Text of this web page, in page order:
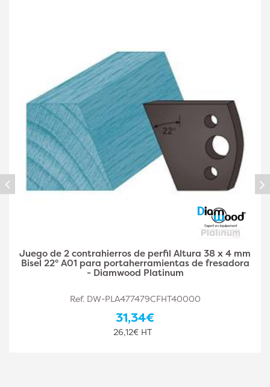
Juego de 2 contrahierros de perfil A03 de 38 x 4
mm de altura y doble filete para
portaherramientas de fresadora - Diamwood Plat
Ref. DW-PLA477479CFHT40002
31,34€
26,12€ HT